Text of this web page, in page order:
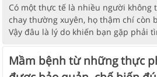
Có một thực tế là nhiều người không
chay thường xuyên, họ thậm chí còn
Vậy đâu là lý do khiến bạn gặp phải
Mầm bệnh từ những thực